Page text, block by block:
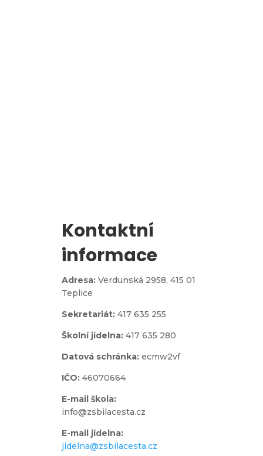
Kontaktní
informace
Adresa: Verdunská 2958, 415 01
Teplice
Sekretariát: 417 635 255
Školní jídelna: 417 635 280
Datová schránka: ecmw2vf
IČO: 46070664
E-mail škola:
info@zsbilacesta.cz
E-mail jídelna:
jidelna@zsbilacesta.cz